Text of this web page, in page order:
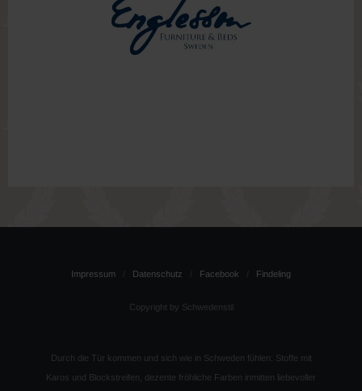
Impressum Datenschutz Facebook Findeling
Copyright by Schwedenstil
Durch die Tür kommen und sich wie in Schweden fühlen: Stoffe mit
Karos und Blockstreifen, dezente fröhliche Farben inmitten liebevoller